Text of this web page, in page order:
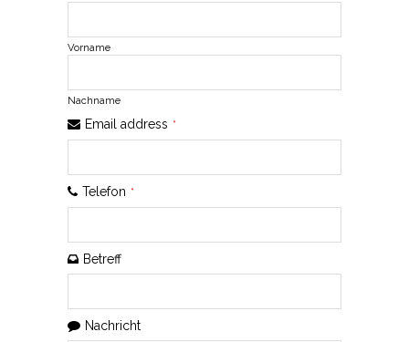
Vorname
Nachname
Email address *
Telefon *
Betreff
Nachricht